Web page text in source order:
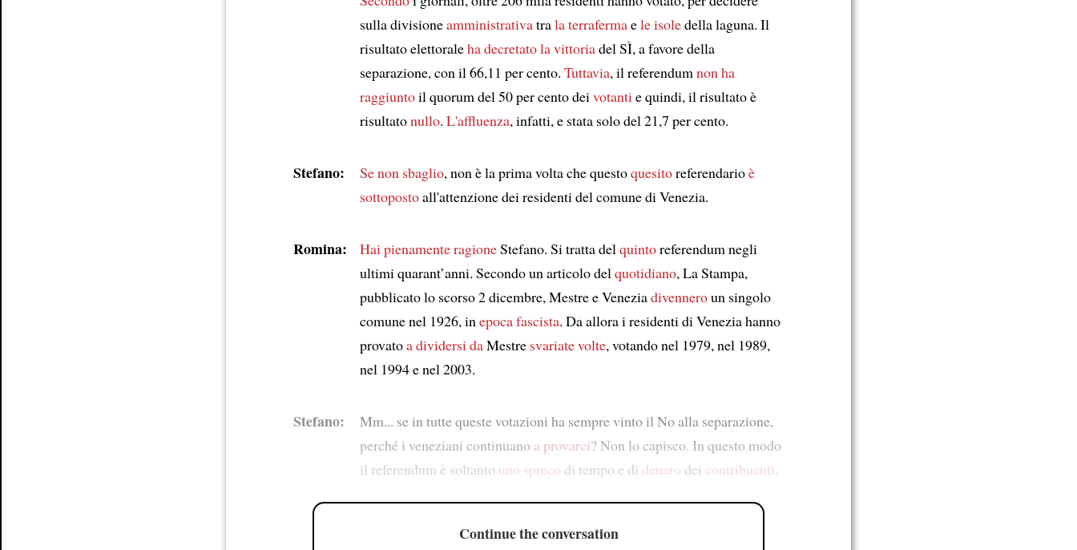
sulla divisioneamministrativatrala terrafermaele isoledella laguna. Il
risultato elettoraleha decretato la vittoriadel SÌ, a favore della
separazione, con il 66,11 per cento. Tuttavia, il referendumnon ha
raggiuntoil quorum del 50 per cento deivotantie quindi, il risultato è
risultatonullo. L'affluenza, infatti, e stata solo del 21,7 per cento.
Stefano: Se non sbaglio, non è la prima volta che questoquesitoreferendarioè
sottopostoall'attenzione dei residenti del comune di Venezia.
Romina: Hai pienamente ragioneStefano. Si tratta delquintoreferendum negli
ultimi quarant’anni. Secondo un articolo delquotidiano, La Stampa,
pubblicato lo scorso 2 dicembre, Mestre e Veneziadivenneroun singolo
comune nel 1926, inepoca fascista. Da allora i residenti di Venezia hanno
provatoa dividersi daMestre svariate volte, votando nel 1979, nel 1989,
nel 1994 e nel 2003.
Stefano:
Mm... se in tutte queste votazioni ha sempre vinto il No alla separazione,
perché i veneziani continuano a provarci? Non lo capisco. In questo modo
il referendum è soltanto uno spreco di tempo e di denaro dei contribuenti.
Continue the conversation